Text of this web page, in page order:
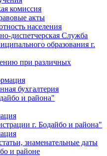
комиссия
акты
населения
диспетчерская Служба
образования г.
при различных
бухгалтерия
и района"
г. Бодайбо и района"
знаменательные даты
и районе